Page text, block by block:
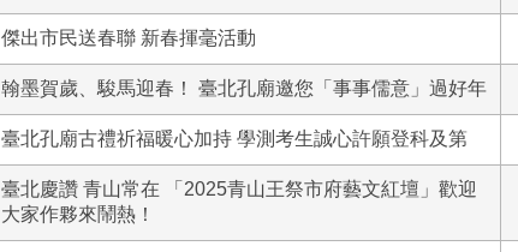
傑出市民送春聯 新春揮毫活動
翰墨賀歲、駿馬迎春！ 臺北孔廟邀您「事事儒意」過好年
臺北孔廟古禮祈福暖心加持 學測考生誠心許願登科及第
臺北慶讚 青山常在 「2025青山王祭市府藝文紅壇」歡迎
大家作夥來鬧熱！